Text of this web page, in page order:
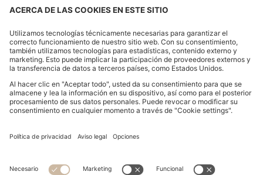
日本
الكويت
Latvija
Lietuva
中國澳門特別行政區
Malaysia
Ir-Repubblika ta' Malta
ประเทศไทย
الإمارات العربية المتحدة
United Kingdom
United States
Cộng hòa Xã hội chủ nghĩa
Việt Nam